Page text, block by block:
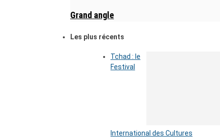
Grand angle
Les plus récents
Tchad : le
Festival
International des Cultures